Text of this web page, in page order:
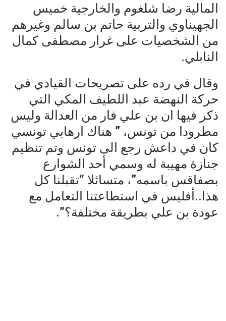
المالية رضا شلغوم والخارجية خميس
الجهيناوي والتربية حاتم بن سالم وغيرهم
من الشخصيات على غرار مصطفى كمال
النابلي.
وقال في رده على تصريحات القيادي في
حركة النهضة عبد اللطيف المكي التي
ذكر فيها ان بن علي فار من العدالة وليس
مطرودا من تونس، ” هناك ارهابي تونسي
كان في داعش رجع الى تونس وتم تنظيم
جنازة مهيبة له وسمي أحد الشوارع
بصفاقس باسمه”، متسائلا “تقبلنا كل
هذا..أفليس في استطاعتنا التعامل مع
عودة بن علي بطريقة مختلفة؟”.